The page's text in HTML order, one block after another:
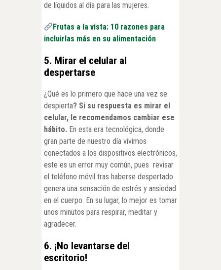
de líquidos al día para las mujeres.
Frutas a la vista: 10 razones para
incluirlas más en su alimentación
5. Mirar el celular al
despertarse
¿Qué es lo primero que hace una vez se
despierta? Si su respuesta es mirar el
celular, le recomendamos cambiar ese
hábito. En esta era tecnológica, donde
gran parte de nuestro día vivimos
conectados a los dispositivos electrónicos,
este es un error muy común, pues revisar
el teléfono móvil tras haberse despertado
genera una sensación de estrés y ansiedad
en el cuerpo. En su lugar, lo mejor es tomar
unos minutos para respirar, meditar y
agradecer.
6. ¡No levantarse del
escritorio!